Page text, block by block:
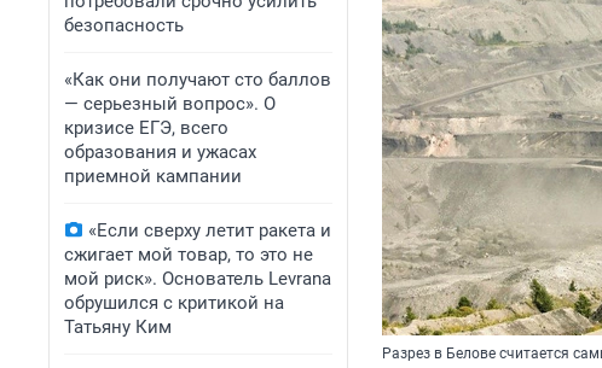
безопасность
«Как они получают сто баллов
— серьезный вопрос». О
кризисе ЕГЭ, всего
образования и ужасах
приемной кампании
«Если сверху летит ракета и
сжигает мой товар, то это не
мой риск». Основатель Levrana
обрушился с критикой на
Татьяну Ким
Разрез в Белове считается